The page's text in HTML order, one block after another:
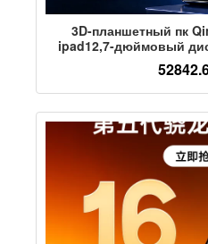
3D-планшетный пк
ipad12,7-дюймовый
2,5K HD, 8 ГБ + 256 ГБ,
в один клик,